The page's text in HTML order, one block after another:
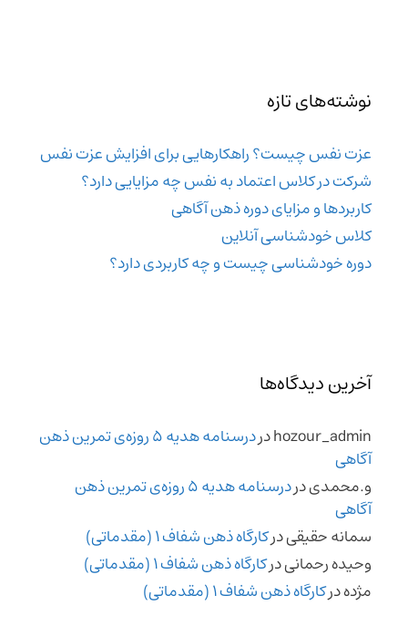
نوشته‌های تازه
عزت نفس چیست؟ راهکارهایی برای افزایش عزت نفس
شرکت در کلاس اعتماد به نفس چه مزایایی دارد؟
کاربردها و مزایای دوره ذهن آگاهی
کلاس خودشناسی آنلاین
دوره خودشناسی چیست و چه کاربردی دارد؟
آخرین دیدگاه‌ها
hozour_adminدر
درسنامه هدیه 5 روزه‌ی تمرین ذهن
آگاهی
و.محمدیدر
درسنامه هدیه 5 روزه‌ی تمرین ذهن
آگاهی
سمانه حقیقیدرکارگاه ذهن شفاف 1 (مقدماتی)
وحیده رحمانیدرکارگاه ذهن شفاف 1 (مقدماتی)
مژدهدرکارگاه ذهن شفاف 1 (مقدماتی)